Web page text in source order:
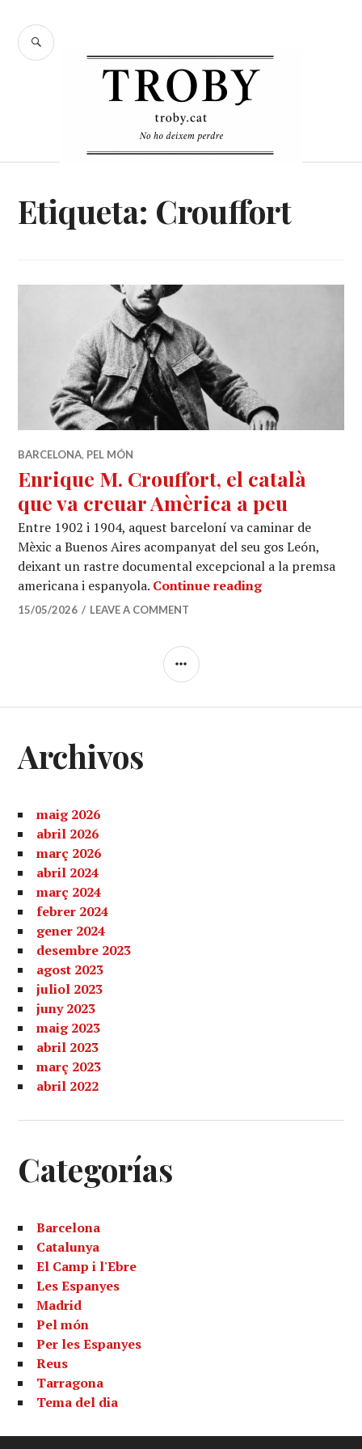
content
SEARCH
Etiqueta: Crouffort
BARCELONA, PEL MÓN
Enrique M. Crouffort, el català
que va creuar Amèrica a peu
Entre 1902 i 1904, aquest barceloní va caminar de
Mèxic a Buenos Aires acompanyat del seu gos León,
deixant un rastre documental excepcional a la premsa
americana i espanyola. Continue readingEnrique M.
15/05/2026 LEAVE A COMMENT
SIDEBAR
Archivos
maig 2026
abril 2026
març 2026
abril 2024
març 2024
febrer 2024
gener 2024
desembre 2023
agost 2023
juliol 2023
juny 2023
maig 2023
abril 2023
març 2023
abril 2022
Categorías
Barcelona
Catalunya
El Camp i l'Ebre
Les Espanyes
Madrid
Pel món
Per les Espanyes
Reus
Tarragona
Tema del dia